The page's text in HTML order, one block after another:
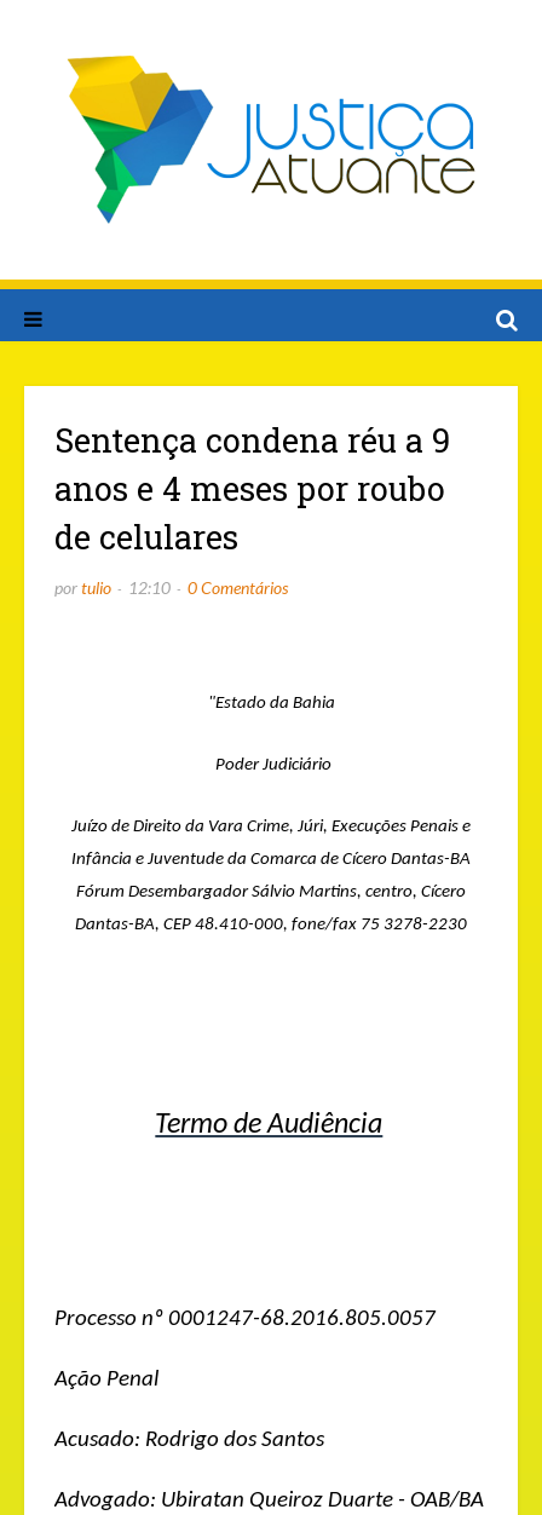
Sentença condena réu a 9
anos e 4 meses por roubo
de celulares
portulio 12:10 0 Comentários
"Estado da Bahia
Poder Judiciário
Juízo de Direito da Vara Crime, Júri, Execuções Penais e
Infância e Juventude da Comarca de Cícero Dantas-BA
Fórum Desembargador Sálvio Martins, centro, Cícero
Dantas-BA, CEP 48.410-000, fone/fax 75 3278-2230
Termo de Audiência
Processo nº 0001247-68.2016.805.0057
Ação Penal
Acusado: Rodrigo dos Santos
Advogado: Ubiratan Queiroz Duarte - OAB/BA